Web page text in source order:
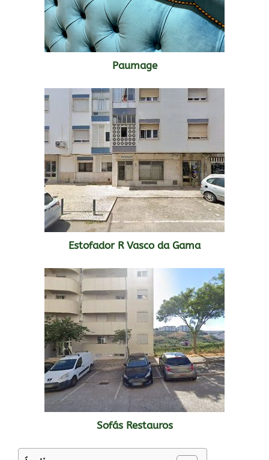
Paumage
Estofador R Vasco da Gama
Sofás Restauros